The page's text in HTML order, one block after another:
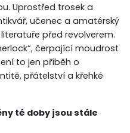
Uprostřed trosek a
učenec a amatérský
před revolverem.
čerpající moudrost
to jen příběh o
přátelství a křehké
té doby jsou stále